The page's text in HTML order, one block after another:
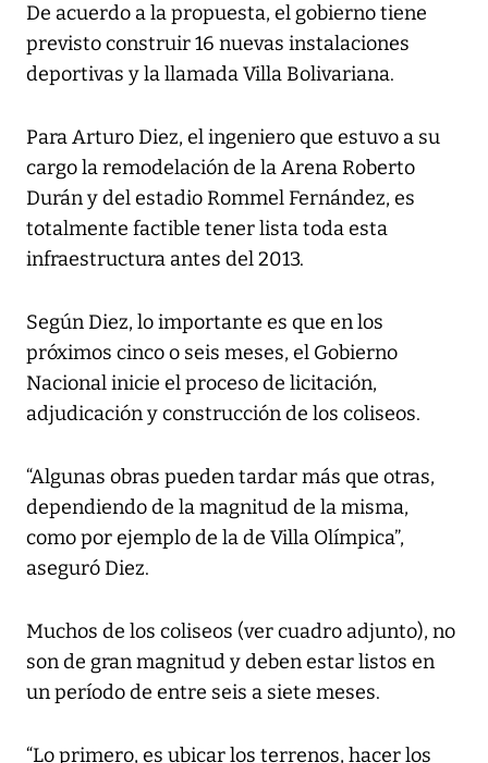
De acuerdo a la propuesta, el gobierno tiene
previsto construir 16 nuevas instalaciones
deportivas y la llamada Villa Bolivariana.
Para Arturo Diez, el ingeniero que estuvo a su
cargo la remodelación de la Arena Roberto
Durán y del estadio Rommel Fernández, es
totalmente factible tener lista toda esta
infraestructura antes del 2013.
Según Diez, lo importante es que en los
próximos cinco o seis meses, el Gobierno
Nacional inicie el proceso de licitación,
adjudicación y construcción de los coliseos.
“Algunas obras pueden tardar más que otras,
dependiendo de la magnitud de la misma,
como por ejemplo de la de Villa Olímpica”,
aseguró Diez.
Muchos de los coliseos (ver cuadro adjunto), no
son de gran magnitud y deben estar listos en
un período de entre seis a siete meses.
“Lo primero, es ubicar los terrenos, hacer los